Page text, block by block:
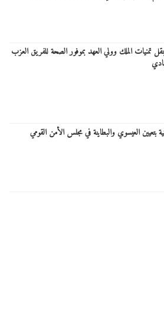
تمنيات الملك وولي العهد بموفور الصحة للفريق العزب
بتعيين العيسوي والبطاينة في مجلس الأمن القومي